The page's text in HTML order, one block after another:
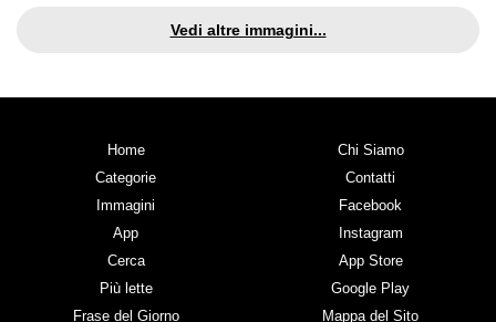
Vedi altre immagini...
Home
Categorie
Immagini
App
Cerca
Più lette
Frase del Giorno
Chi Siamo
Contatti
Facebook
Instagram
App Store
Google Play
Mappa del Sito